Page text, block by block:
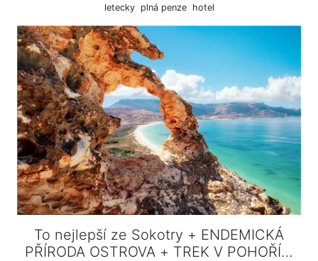
letecky plná penze hotel
To nejlepší ze Sokotry + ENDEMICKÁ
PŘÍRODA OSTROVA + TREK V POHOŘÍ…